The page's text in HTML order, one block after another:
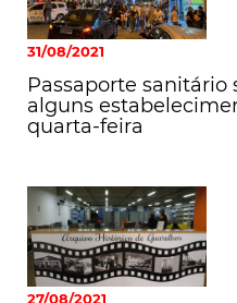
31/08/2021
Passaporte
alguns
quarta-feira
27/08/2021